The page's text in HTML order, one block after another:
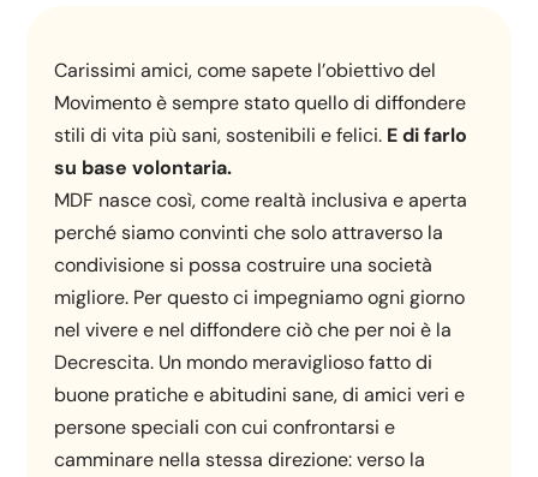
Carissimi amici, come sapete l’obiettivo del
Movimento è sempre stato quello di diffondere
stili di vita più sani, sostenibili e felici. E di farlo
su base volontaria.
MDF nasce così, come realtà inclusiva e aperta
perché siamo convinti che solo attraverso la
condivisione si possa costruire una società
migliore. Per questo ci impegniamo ogni giorno
nel vivere e nel diffondere ciò che per noi è la
Decrescita. Un mondo meraviglioso fatto di
buone pratiche e abitudini sane, di amici veri e
persone speciali con cui confrontarsi e
camminare nella stessa direzione: verso la